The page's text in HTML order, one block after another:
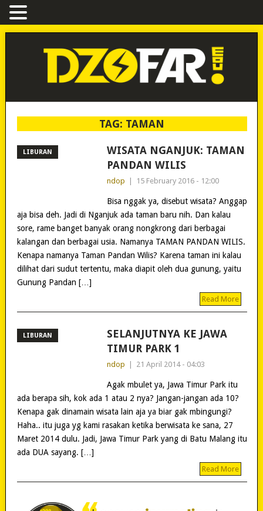
TAG: TAMAN
LIBURAN
WISATA NGANJUK: TAMAN
PANDAN WILIS
ndop 15 February 2016 - 12:00
Bisa nggak ya, disebut wisata? Anggap
aja bisa deh. Jadi di Nganjuk ada taman baru nih. Dan kalau
sore, rame banget banyak orang nongkrong dari berbagai
kalangan dan berbagai usia. Namanya TAMAN PANDAN WILIS.
Kenapa namanya Taman Pandan Wilis? Karena taman ini kalau
dilihat dari sudut tertentu, maka diapit oleh dua gunung, yaitu
Gunung Pandan […]
Read More
LIBURAN
SELANJUTNYA KE JAWA
TIMUR PARK 1
ndop 21 April 2014 - 04:03
Agak mbulet ya, Jawa Timur Park itu
ada berapa sih, kok ada 1 atau 2 nya? Jangan-jangan ada 10?
Kenapa gak dinamain wisata lain aja ya biar gak mbingungi?
Haha.. itu juga yg kami rasakan ketika berwisata ke sana, 27
Maret 2014 dulu. Jadi, Jawa Timur Park yang di Batu Malang itu
ada DUA sayang. […]
Read More